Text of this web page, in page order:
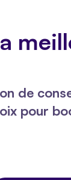
de
pour